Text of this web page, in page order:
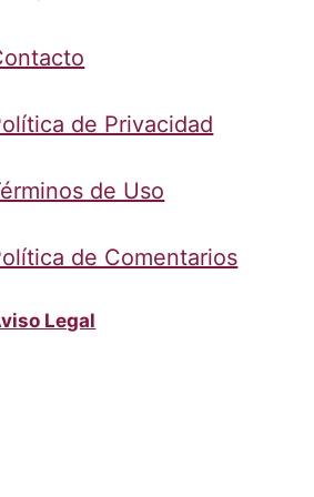
de Privacidad
de Uso
de Comentarios
Legal